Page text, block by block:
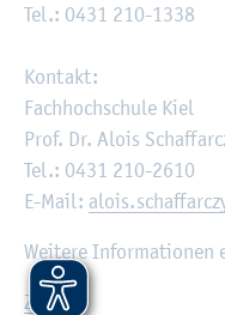
Tel.: 0431 210-1338
Kon­takt:
Fach­hoch­schu­le Kiel
Prof. Dr. Alois
Tel.: 0431 210-2610
E-Mail:
Wei­te­re In­for­ma­tio­nen
Zu­rück